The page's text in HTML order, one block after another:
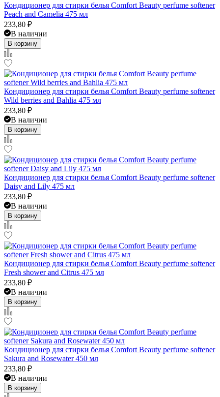
Кондиционер для стирки белья Comfort Beauty perfume softener
Peach and Camelia 475 мл
233,80 ₽
В наличии
В корзину
Кондиционер для стирки белья Comfort Beauty perfume softener
Wild berries and Bahlia 475 мл
233,80 ₽
В наличии
В корзину
Кондиционер для стирки белья Comfort Beauty perfume softener
Daisy and Lily 475 мл
233,80 ₽
В наличии
В корзину
Кондиционер для стирки белья Comfort Beauty perfume softener
Fresh shower and Citrus 475 мл
233,80 ₽
В наличии
В корзину
Кондиционер для стирки белья Comfort Beauty perfume softener
Sakura and Rosewater 450 мл
233,80 ₽
В наличии
В корзину